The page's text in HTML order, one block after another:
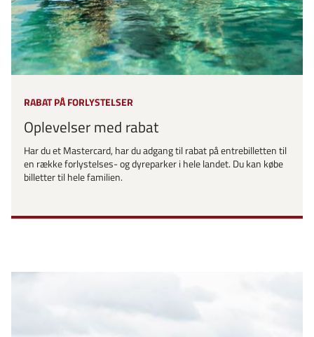
RABAT PÅ FORLYSTELSER
Oplevelser med rabat
Har du et Mastercard, har du adgang til rabat på entrebilletten til
en række forlystelses- og dyreparker i hele landet. Du kan købe
billetter til hele familien.